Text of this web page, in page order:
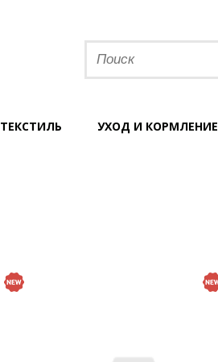
ТЕКСТИЛЬ УХОД И КОРМЛЕНИЕ